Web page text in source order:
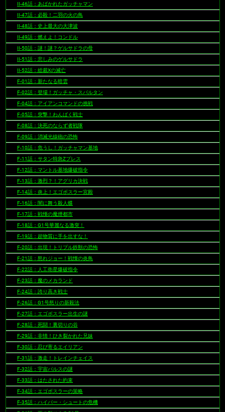
II-46話：あばかれたガッチャマン
II-47話：必殺！二羽の火の鳥
II-48話：史上最大の大津波
II-49話：燃えよ！コンドル
II-50話：謎！謎？ゲルサドラの母
II-51話：悲しみのゲルサドラ
II-52話：総裁Xの滅亡
F-01話：新たなる暗雲
F-02話：登場！ガッチャ・スパルタン
F-04話：アイアンコマンドの挑戦
F-05話：突撃！わんぱく戦士
F-08話：決死のならず者戦隊
F-09話：消滅光線砲の恐怖
F-10話：危うし！ガッチャマン基地
F-11話：サタン特急Zプレス
F-12話：マントル基地爆破指令
F-13話：激烈？！アグリカ決戦
F-14話：炎上！エゴボスラー宮殿
F-16話：闇に舞う殺人蝶
F-17話：戦慄の魔煙都市
F-18話：G1号華麗なる激突！
F-19話：超物質に手を出すな！
F-20話：出現！トリプル鉄獣の恐怖
F-21話：怒れジョー！戦慄の炎鳥
F-22話：人工衛星爆破指令
F-23話：魔のメカランド
F-24話：誇り高き戦士
F-26話：G1号怒りの新殺法
F-27話：エゴボスラー出生の謎
F-28話：死闘！裏切りの谷
F-29話：非情！ひき裂かれた兄妹
F-30話：忍び寄るエイリアン
F-31話：激走！トレインチェイス
F-32話：宇宙パルスの謎
F-33話：はたされた約束
F-34話：エゴボスラーの策略
F-35話：ハイパー・シュートの危機